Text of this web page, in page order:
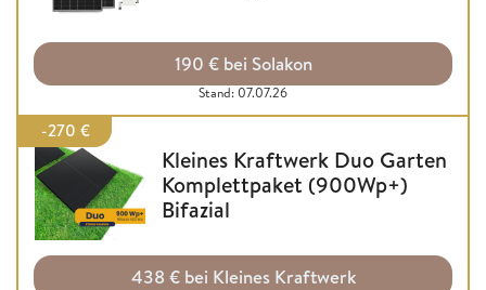
190 € bei Solakon
Stand: 07.07.26
-270 €
Kleines Kraftwerk Duo Garten
Komplettpaket (900Wp+)
Bifazial
438 € bei Kleines Kraftwerk